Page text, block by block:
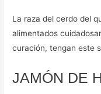
La raza del cerdo del
alimentados
curación, tengan este
JAMÓN DE